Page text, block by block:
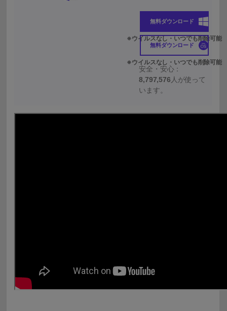
無料ダウンロード
無料ダウンロード
安全・安心：
8,797,576 人が使って
います。